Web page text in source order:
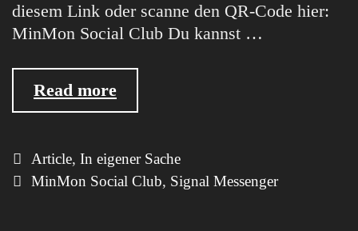
diesem Link oder scanne den QR-Code hier:
MinMon Social Club Du kannst …
Read moreMinMon
Kollektiv
Signal
Categories
Article,In eigener Sache
Tags
MinMon Social Club, Signal Messenger